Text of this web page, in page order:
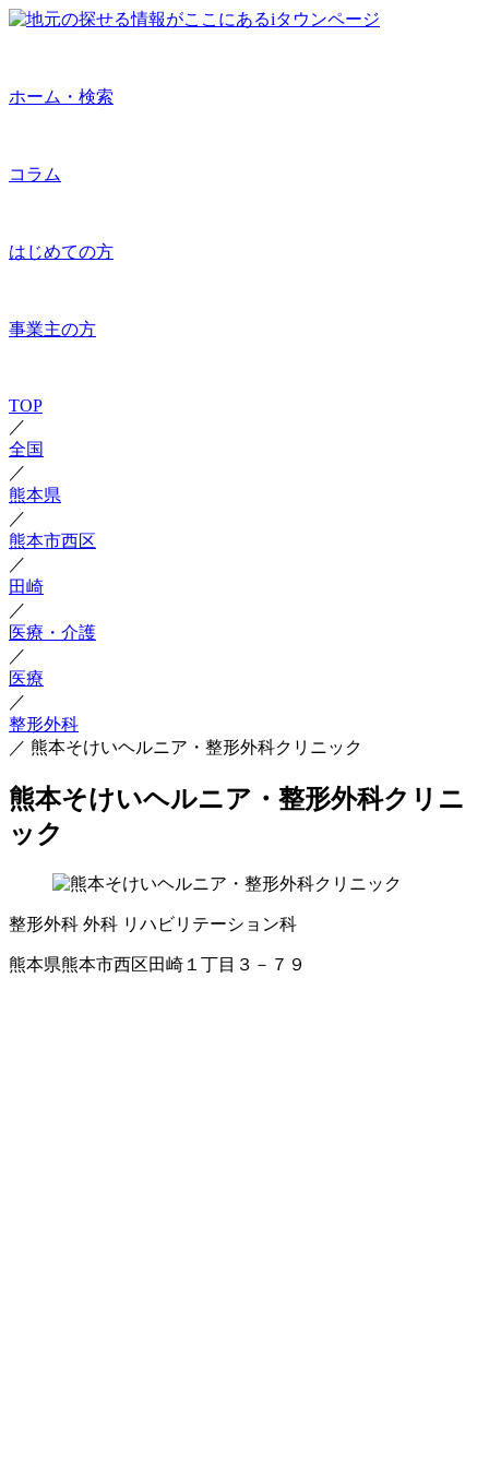
ホーム・検索
コラム
はじめての方
事業主の方
TOP
／
全国
／
熊本県
／
熊本市西区
／
田崎
／
医療・介護
／
医療
／
整形外科
／ 熊本そけいヘルニア・整形外科クリニック
熊本そけいヘルニア・整形外科クリニ
ック
整形外科 外科 リハビリテーション科
熊本県熊本市西区田崎１丁目３－７９